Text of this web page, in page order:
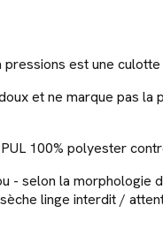
est une
et ne marque pas
100% polyester
- selon la morphologie
linge interdit /